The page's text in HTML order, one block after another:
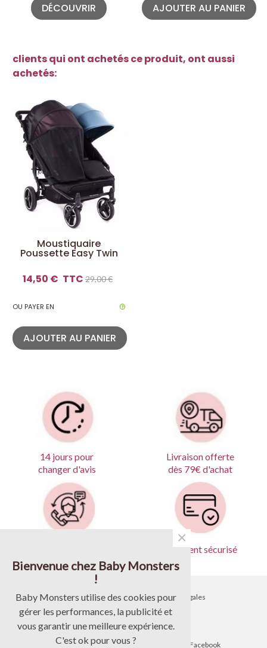
DÉCOUVRIR AJOUTER AU PANIER
clients qui ont achetés ce produit, ont aussi
achetés:
Moustiquaire
Poussette Easy Twin
14,50 € TTC 29,00 €
OU PAYER EN
AJOUTER AU PANIER
14 jours pour
changer d'avis
Livraison offerte
dès 79€ d'achat
Paiement sécurisé
•Contactez-nous
Blog
•Mentions légales
• Suivez-nous sur Facebook
Bienvenue chez Baby Monsters
!
Baby Monsters utilise des cookies pour
gérer les performances, la publicité et
vous garantir une meilleure expérience.
C'est ok pour vous ?
×